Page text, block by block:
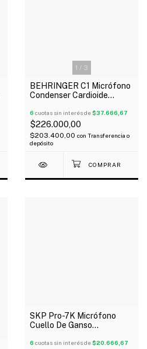
1 / 3
BEHRINGER C1 Micrófono
Condenser Cardioide
6 cuotas sin interés de$37.666,67
$226.000,00
$203.400,00 con Transferencia o
depósito
SKP Pro-7K Micrófono
Cuello De Ganso
6 cuotas sin interés de$20.666,67